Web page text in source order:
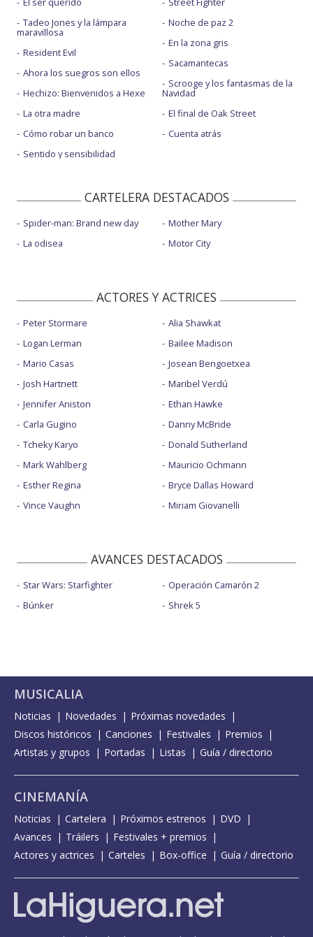
Tadeo Jones y la lámpara
maravillosa
Resident Evil
Ahora los suegros son ellos
Hechizo: Bienvenidos a Hexe
La otra madre
Cómo robar un banco
Sentido y sensibilidad
Noche de paz 2
En la zona gris
Sacamantecas
Scrooge y los fantasmas de la
Navidad
El final de Oak Street
Cuenta atrás
CARTELERA DESTACADOS
Spider-man: Brand new day
La odisea
Mother Mary
Motor City
ACTORES Y ACTRICES
Peter Stormare
Logan Lerman
Mario Casas
Josh Hartnett
Jennifer Aniston
Carla Gugino
Tcheky Karyo
Mark Wahlberg
Esther Regina
Vince Vaughn
Alia Shawkat
Bailee Madison
Josean Bengoetxea
Maribel Verdú
Ethan Hawke
Danny McBride
Donald Sutherland
Mauricio Ochmann
Bryce Dallas Howard
Miriam Giovanelli
AVANCES DESTACADOS
Star Wars: Starfighter
Búnker
Operación Camarón 2
Shrek 5
MUSICALIA
Noticias Novedades
Próximas novedades
Discos históricos
Canciones Festivales
Premios
Artistas y grupos
Portadas Listas Guía / directorio
CINEMANÍA
Noticias Cartelera Próximos estrenos
DVD
Avances
Tráilers
Festivales + premios
Actores y actrices
Carteles Box-office Guía / directorio